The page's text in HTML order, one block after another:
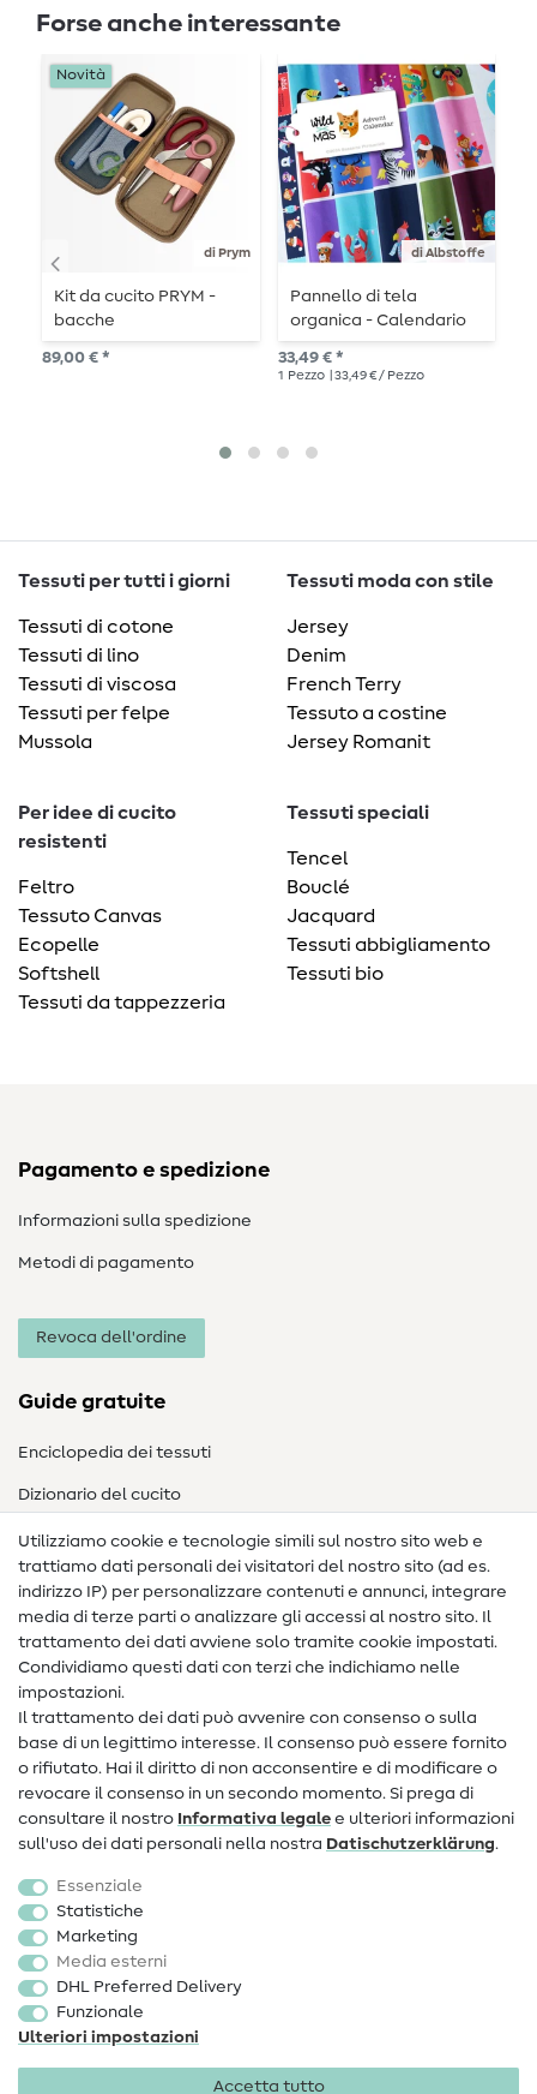
Forse anche interessante
di Prym
Novità
Kit da cucito PRYM -
bacche
89,00 € *
di Albstoffe
Pannello di tela
organica - Calendario
dell'Avvento HHL Wild
XMAS 2025
33,49 € *
1 Pezzo | 33,49 € / Pezzo
Tessuti per tutti i giorni
Tessuti di cotone
Tessuti di lino
Tessuti di viscosa
Tessuti per felpe
Mussola
Tessuti moda con stile
Jersey
Denim
French Terry
Tessuto a costine
Jersey Romanit
Per idee di cucito
resistenti
Feltro
Tessuto Canvas
Ecopelle
Softshell
Tessuti da tappezzeria
Tessuti speciali
Tencel
Bouclé
Jacquard
Tessuti abbigliamento
Tessuti bio
Pagamento e spedizione
Informazioni sulla spedizione
Metodi di pagamento
Revoca dell'ordine
Guide gratuite
Enciclopedia dei tessuti
Dizionario del cucito
Nähanleitungen
Assistenza e contatto
Contatto
Informazioni sul nuovo proprietario
FAQ
Diritto di recesso
Popolare
Accessori cucito
Sale
Utilizziamo cookie e tecnologie simili sul nostro sito web e
trattiamo dati personali dei visitatori del nostro sito (ad es.
indirizzo IP) per personalizzare contenuti e annunci, integrare
media di terze parti o analizzare gli accessi al nostro sito. Il
trattamento dei dati avviene solo tramite cookie impostati.
Condividiamo questi dati con terzi che indichiamo nelle
impostazioni.
Il trattamento dei dati può avvenire con consenso o sulla
base di un legittimo interesse. Il consenso può essere fornito
o rifiutato. Hai il diritto di non acconsentire e di modificare o
revocare il consenso in un secondo momento. Si prega di
consultare il nostro Informativa legale e ulteriori informazioni
sull'uso dei dati personali nella nostra Dati­schutz­erklärung.
Essenziale
Statistiche
Marketing
Media esterni
DHL Preferred Delivery
Funzionale
Ulteriori impostazioni
Accetta tutto